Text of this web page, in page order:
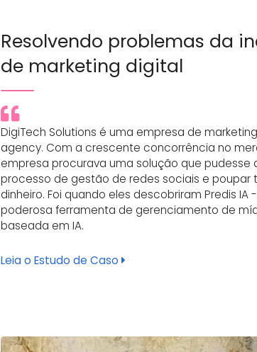
Resolvendo problemas da
de marketing digital
DigiTech Solutions é uma empresa de
agency. Com a crescente concorrência no
empresa procurava uma solução que pudesse
processo de gestão de redes sociais e poupar
dinheiro. Foi quando eles descobriram Predis IA
poderosa ferramenta de gerenciamento de
baseada em IA.
Leia o Estudo de Caso